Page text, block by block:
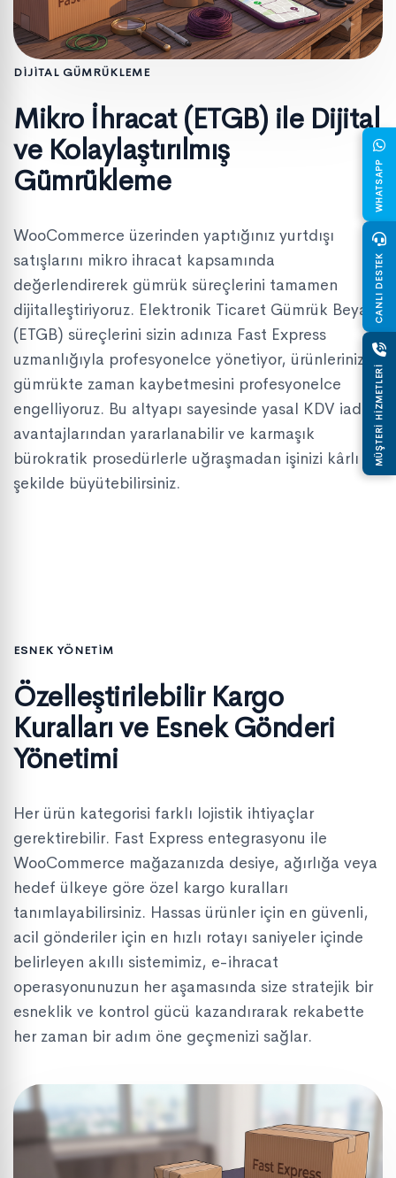
DİJİTAL GÜMRÜKLEME
Mikro İhracat (ETGB) ile Dijital
ve Kolaylaştırılmış
Gümrükleme
WooCommerce üzerinden yaptığınız yurtdışı
satışlarını mikro ihracat kapsamında
değerlendirerek gümrük süreçlerini tamamen
dijitalleştiriyoruz. Elektronik Ticaret Gümrük Beyanı
(ETGB) süreçlerini sizin adınıza Fast Express
uzmanlığıyla profesyonelce yönetiyor, ürünlerinizin
gümrükte zaman kaybetmesini profesyonelce
engelliyoruz. Bu altyapı sayesinde yasal KDV iadesi
avantajlarından yararlanabilir ve karmaşık
bürokratik prosedürlerle uğraşmadan işinizi kârlı bir
şekilde büyütebilirsiniz.
ESNEK YÖNETİM
Özelleştirilebilir Kargo
Kuralları ve Esnek Gönderi
Yönetimi
Her ürün kategorisi farklı lojistik ihtiyaçlar
gerektirebilir. Fast Express entegrasyonu ile
WooCommerce mağazanızda desiye, ağırlığa veya
hedef ülkeye göre özel kargo kuralları
tanımlayabilirsiniz. Hassas ürünler için en güvenli,
acil gönderiler için en hızlı rotayı saniyeler içinde
belirleyen akıllı sistemimiz, e-ihracat
operasyonunuzun her aşamasında size stratejik bir
esneklik ve kontrol gücü kazandırarak rekabette
her zaman bir adım öne geçmenizi sağlar.
WHATSAPP
CANLI DESTEK
MÜŞTERİ HİZMETLERİ